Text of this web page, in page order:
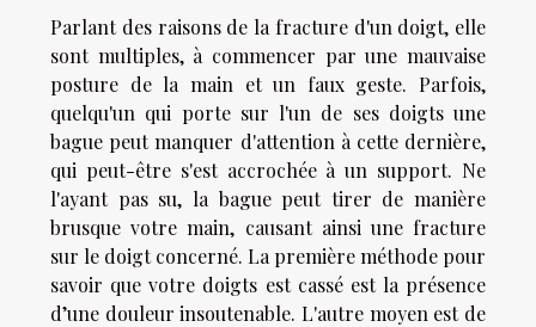
Parlant des raisons de la fracture d'un doigt, elle
sont multiples, à commencer par une mauvaise
posture de la main et un faux geste. Parfois,
quelqu'un qui porte sur l'un de ses doigts une
bague peut manquer d'attention à cette dernière,
qui peut-être s'est accrochée à un support. Ne
l'ayant pas su, la bague peut tirer de manière
brusque votre main, causant ainsi une fracture
sur le doigt concerné. La première méthode pour
savoir que votre doigts est cassé est la présence
d’une douleur insoutenable. L'autre moyen est de